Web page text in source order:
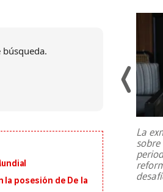
la posesión de De la
provocando una
La